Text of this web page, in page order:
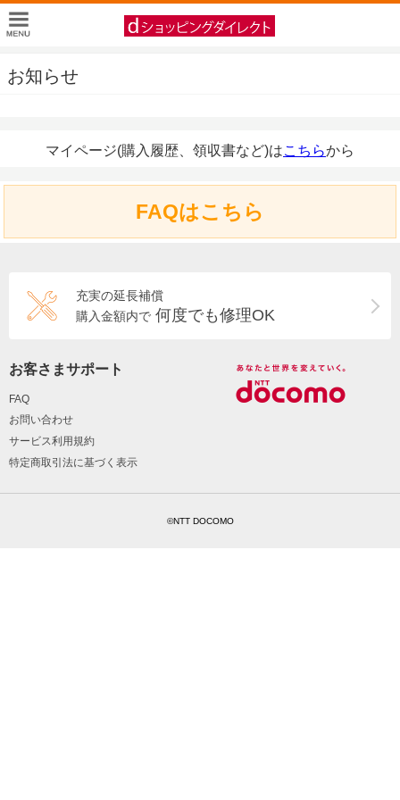
お知らせ
マイページ(購入履歴、領収書など)はこちらから
FAQはこちら
充実の延長補償
購入金額内で 何度でも修理OK
お客さまサポート
FAQ
お問い合わせ
サービス利用規約
特定商取引法に基づく表示
©NTT DOCOMO